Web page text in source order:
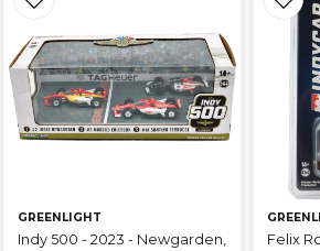
GREENLIGHT
Indy 500 - 2023 - Newgarden,
Felix